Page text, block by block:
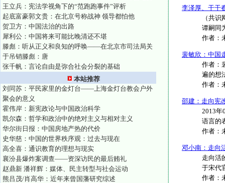
王立兵：宪法学视角下的“范跑跑事件”评析
起底富豪郭文贵：在北京号称战神 领导都怕他
贺卫方：中国法治的出路
犀利公：中国将来可能比晚清还不堪
滕彪：听从正义和良知的呼唤——在北京市司法局关
于吊销滕彪：唐
张千帆：言论自由是弥合社会分裂的基础
本站推荐
刘同苏：平民家里的金灯台——上海金灯台教会户外
聚会的意义
霍伟岸：新宪政论与中国政治科学
凯尔森：哲学和政治中的绝对主义与相对主义
华尔街日报：中国房地产热的代价
史华慈：中国的世界秩序观：过去与现在
高全喜：通识教育的理想与现实
襄汾县爆炸案调查——资深访民的最后贿礼
赵鼎新 潘祥辉：媒体、民主转型与社会运动
熊吕茂/肖高华：近年来曾国藩研究综述
李泽厚、干干
（共
谭嗣同
作者：
裴敏欣：中国
作者：
遍的想
作者：
邵建：走向宪
2013年
语言的
作者：
邓小南：走向
走向活
于宋代
作者：